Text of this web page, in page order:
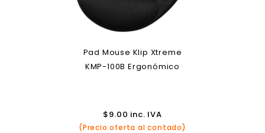
Pad Mouse Klip Xtreme
KMP-100B Ergonómico
$9.00 inc. IVA
(Precio oferta al contado)